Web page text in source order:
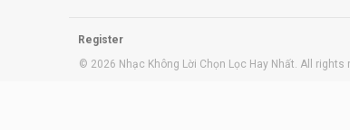
Register
© 2026 Nhạc Không Lời Chọn Lọc Hay Nhất. All rights